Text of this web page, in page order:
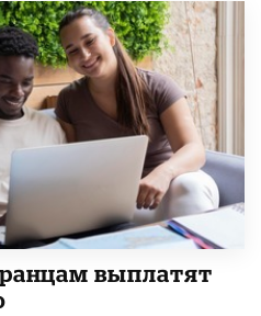
выплатят